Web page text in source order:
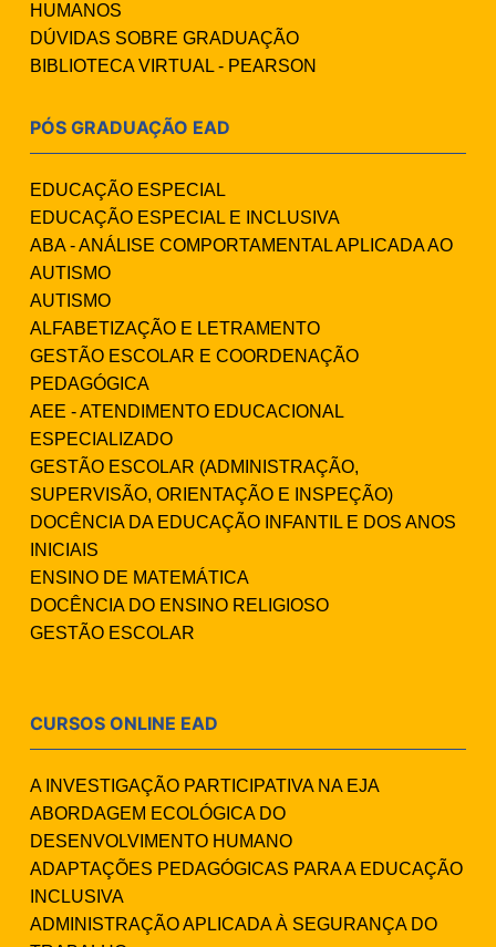
HUMANOS
DÚVIDAS SOBRE GRADUAÇÃO
BIBLIOTECA VIRTUAL - PEARSON
PÓS GRADUAÇÃO EAD
EDUCAÇÃO ESPECIAL
EDUCAÇÃO ESPECIAL E INCLUSIVA
ABA - ANÁLISE COMPORTAMENTAL APLICADA AO
AUTISMO
AUTISMO
ALFABETIZAÇÃO E LETRAMENTO
GESTÃO ESCOLAR E COORDENAÇÃO
PEDAGÓGICA
AEE - ATENDIMENTO EDUCACIONAL
ESPECIALIZADO
GESTÃO ESCOLAR (ADMINISTRAÇÃO,
SUPERVISÃO, ORIENTAÇÃO E INSPEÇÃO)
DOCÊNCIA DA EDUCAÇÃO INFANTIL E DOS ANOS
INICIAIS
ENSINO DE MATEMÁTICA
DOCÊNCIA DO ENSINO RELIGIOSO
GESTÃO ESCOLAR
CURSOS ONLINE EAD
A INVESTIGAÇÃO PARTICIPATIVA NA EJA
ABORDAGEM ECOLÓGICA DO
DESENVOLVIMENTO HUMANO
ADAPTAÇÕES PEDAGÓGICAS PARA A EDUCAÇÃO
INCLUSIVA
ADMINISTRAÇÃO APLICADA À SEGURANÇA DO